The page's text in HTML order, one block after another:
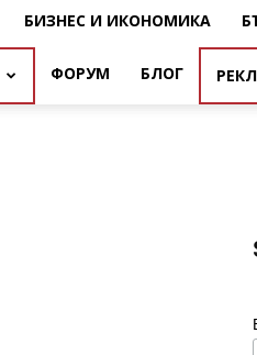
БИЗНЕС И ИКОНОМИКА
ФОРУМ БЛОГ